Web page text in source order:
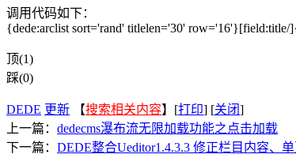
调用代码如下：
{dede:arclist sort='rand' titlelen='30' row='16'}[field:title/
顶(1)
踩(0)
DEDE 更新 【搜索相关内容】[打印] [关闭]
上一篇： dedecms瀑布流无限加载功能之点击加载
下一篇： DEDE整合Ueditor1.4.3.3 修正栏目内容、